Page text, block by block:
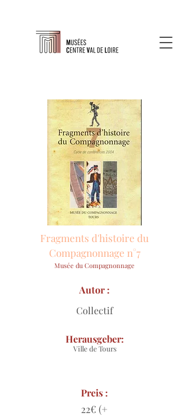
Fragments d'histoire du
Compagnonnage n°7
Musée du Compagnonnage
Collectif
Autor :
Ville de Tours
Herausgeber:
Preis :
22€ (+